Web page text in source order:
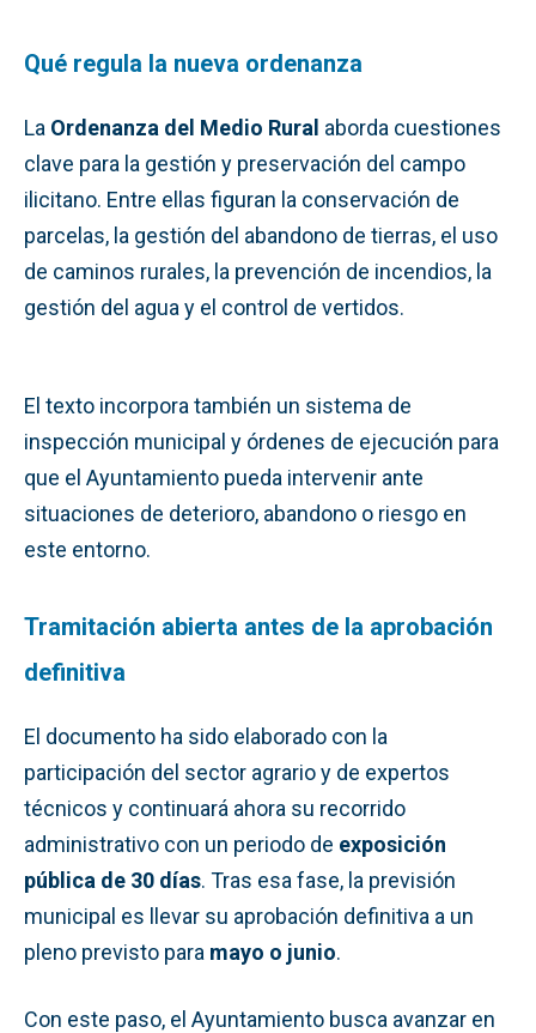
Qué regula la nueva ordenanza
La Ordenanza del Medio Rural aborda cuestiones
clave para la gestión y preservación del campo
ilicitano. Entre ellas figuran la conservación de
parcelas, la gestión del abandono de tierras, el uso
de caminos rurales, la prevención de incendios, la
gestión del agua y el control de vertidos.
El texto incorpora también un sistema de
inspección municipal y órdenes de ejecución para
que el Ayuntamiento pueda intervenir ante
situaciones de deterioro, abandono o riesgo en
este entorno.
Tramitación abierta antes de la aprobación
definitiva
El documento ha sido elaborado con la
participación del sector agrario y de expertos
técnicos y continuará ahora su recorrido
administrativo con un periodo de exposición
pública de 30 días. Tras esa fase, la previsión
municipal es llevar su aprobación definitiva a un
pleno previsto para mayo o junio.
Con este paso, el Ayuntamiento busca avanzar en